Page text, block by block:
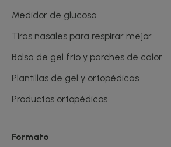
Medidor de glucosa
Tiras nasales para respirar mejor
Bolsa de gel frio y parches de calor
Plantillas de gel y ortopédicas
Productos ortopédicos
Pañuelos Oncológicos
Formato